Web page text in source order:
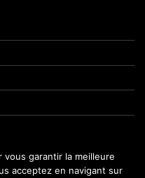
garantir la meilleure
acceptez en navigant sur